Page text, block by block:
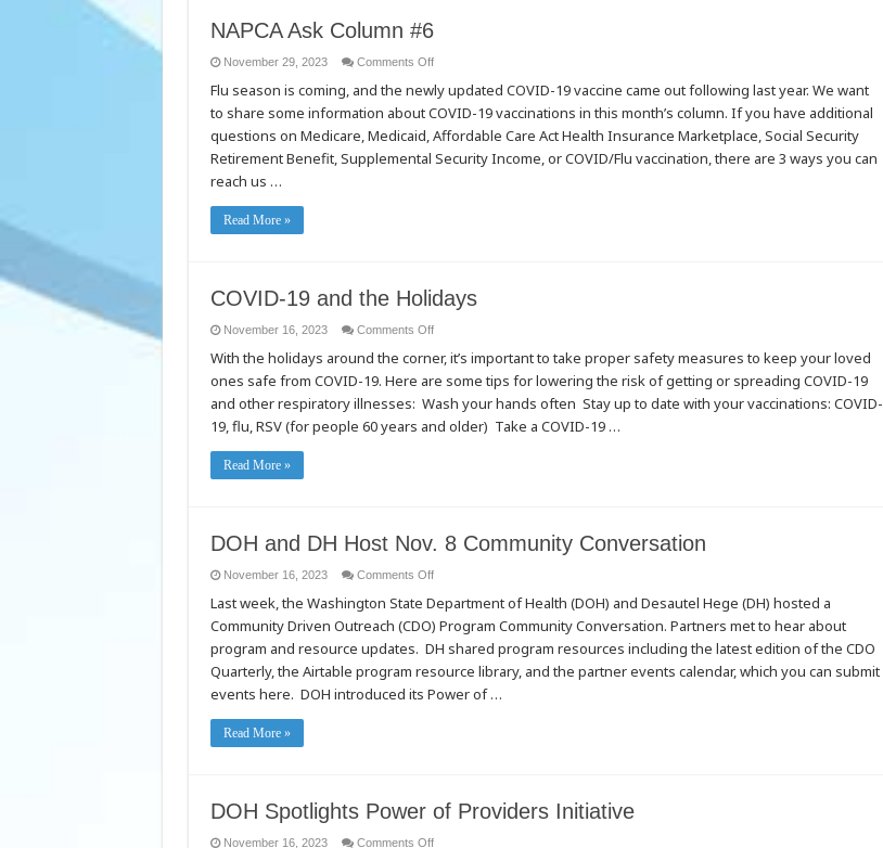
NAPCA Ask Column #6
November 29, 2023 Comments Offon
Ask
Column
#6
Flu season is coming, and the newly updated COVID-19 vaccine came out following last year. We want
to share some information about COVID-19 vaccinations in this month’s column. If you have additional
questions on Medicare, Medicaid, Affordable Care Act Health Insurance Marketplace, Social Security
Retirement Benefit, Supplemental Security Income, or COVID/Flu vaccination, there are 3 ways you can
reach us …
Read More »
COVID-19 and the Holidays
November 16, 2023 Comments Offon
19
and
the
With the holidays around the corner, it’s important to take proper safety measures to keep your loved
ones safe from COVID-19. Here are some tips for lowering the risk of getting or spreading COVID-19
and other respiratory illnesses: Wash your hands often Stay up to date with your vaccinations: COVID-
19, flu, RSV (for people 60 years and older) Take a COVID-19 …
Read More »
DOH and DH Host Nov. 8 Community Conversation
November 16, 2023 Comments Offon
and
DH
Host
8
Community
Conversation
Last week, the Washington State Department of Health (DOH) and Desautel Hege (DH) hosted a
Community Driven Outreach (CDO) Program Community Conversation. Partners met to hear about
program and resource updates. DH shared program resources including the latest edition of the CDO
Quarterly, the Airtable program resource library, and the partner events calendar, which you can submit
events here. DOH introduced its Power of …
Read More »
DOH Spotlights Power of Providers Initiative
November 16, 2023 Comments Offon